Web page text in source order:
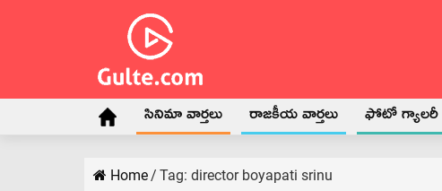
సినిమా వార్తలు రాజకీయ వార్తలు ఫోటో గ్యాలరీ
Home/ Tag: director boyapati srinu